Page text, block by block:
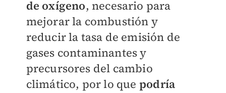
de oxígeno, necesario para
mejorar la combustión y
reducir la tasa de emisión de
gases contaminantes y
precursores del cambio
climático, por lo que podría